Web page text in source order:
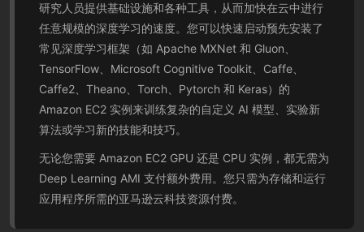
研究人员提供基础设施和各种工具，从而加快在云中进行
任意规模的深度学习的速度。您可以快速启动预先安装了
常见深度学习框架（如 Apache MXNet 和 Gluon、
TensorFlow、Microsoft Cognitive Toolkit、Caffe、
Caffe2、Theano、Torch、Pytorch 和 Keras）的
Amazon EC2 实例来训练复杂的自定义 AI 模型、实验新
算法或学习新的技能和技巧。
无论您需要 Amazon EC2 GPU 还是 CPU 实例，都无需为
Deep Learning AMI 支付额外费用。您只需为存储和运行
应用程序所需的亚马逊云科技资源付费。